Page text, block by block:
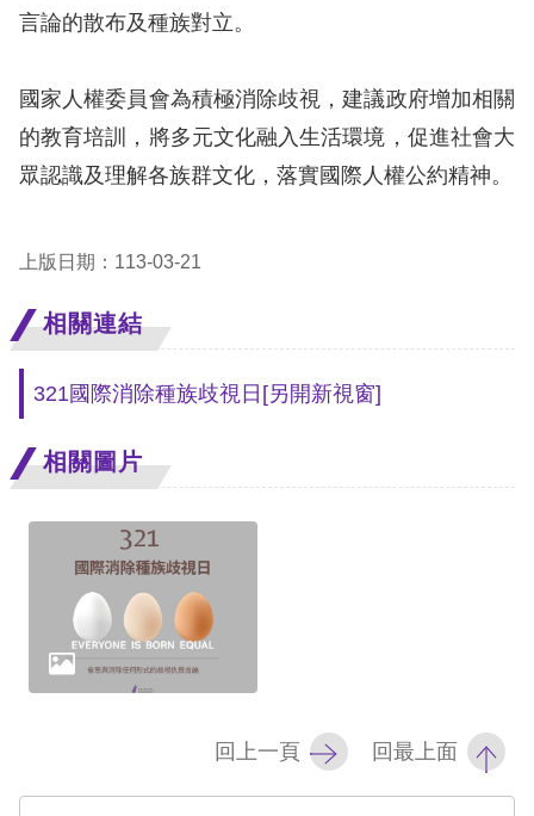
回
頁
覽
網
站
安
全
政
策
言論的散布及種族對立。
國家人權委員會為積極消除歧視，建議政府增加相關
的教育培訓，將多元文化融入生活環境，促進社會大
眾認識及理解各族群文化，落實國際人權公約精神。
上版日期：113-03-21
相關連結
321國際消除種族歧視日 [另開新視窗]
相關圖片
回上一頁 回最上面